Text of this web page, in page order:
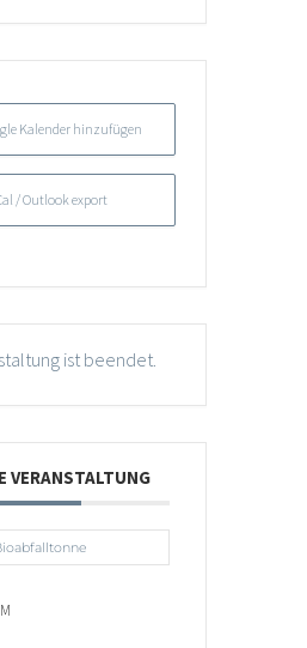
Kalender hinzufügen
/ Outlook export
ist beendet.
VERANSTALTUNG